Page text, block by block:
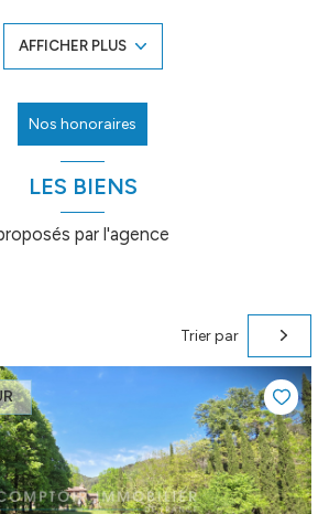
un message en cas d’absence.
nous aurons toujours une
AFFICHER PLUS
Nos honoraires
LES BIENS
par l'agence
Trier par